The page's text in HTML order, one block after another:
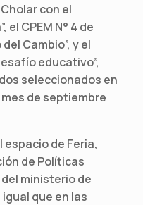
Cholar con el
el CPEM N° 4 de
Cambio”, y el
educativo”,
seleccionados en
de septiembre
de Feria,
de Políticas
ministerio de
que en las